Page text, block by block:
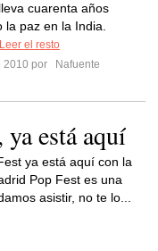
cuarenta años
la paz en la India.
Leer el resto
2010 por
Nafuente
está aquí
ya está aquí con la
Pop Fest es una
asistir, no te lo...